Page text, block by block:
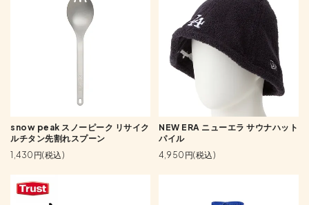
snow peak スノーピーク リサイク
ルチタン先割れスプーン
1,430円(税込)
NEW ERA ニューエラ サウナハット
パイル
4,950円(税込)